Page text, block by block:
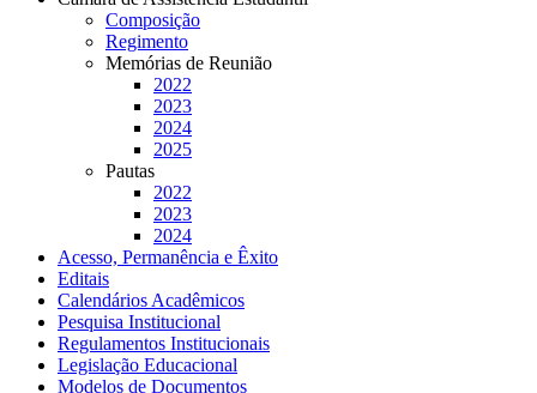
Composição
Regimento
Memórias de Reunião
2022
2023
2024
2025
Pautas
2022
2023
2024
Acesso, Permanência e Êxito
Editais
Calendários Acadêmicos
Pesquisa Institucional
Regulamentos Institucionais
Legislação Educacional
Modelos de Documentos